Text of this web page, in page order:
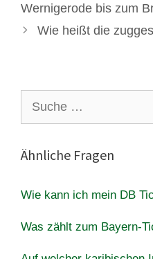
Wernigerode bis zum
Wie heißt die
nach:
Ähnliche Fragen
Wie kann ich mein DB
Was zählt zum Bayern-